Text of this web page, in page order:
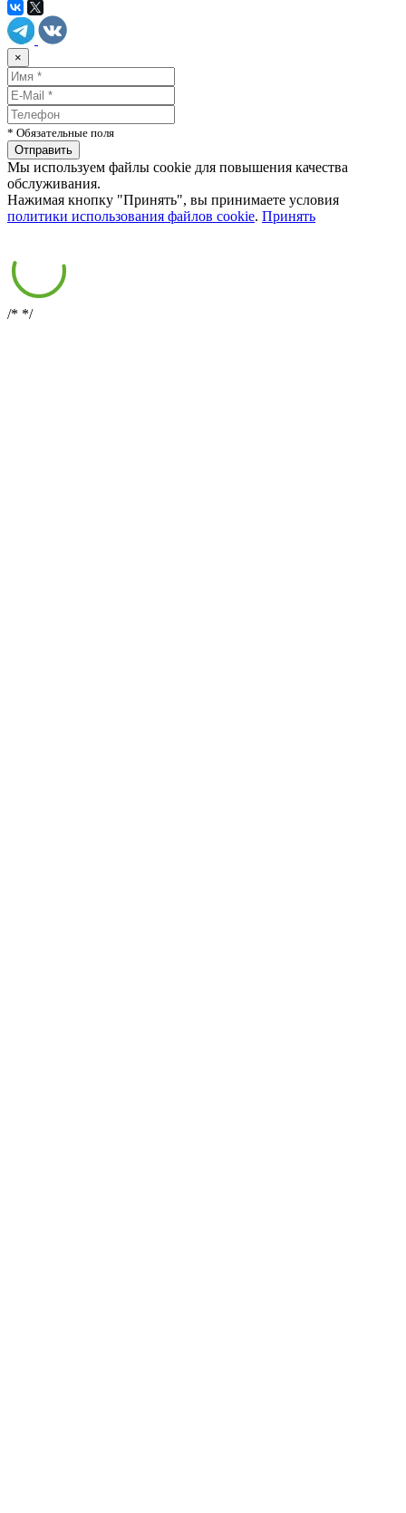
×
* Обязательные поля
Мы используем файлы cookie для повышения качества
обслуживания.
Нажимая кнопку "Принять", вы принимаете условия
политики использования файлов cookie. Принять
/* */